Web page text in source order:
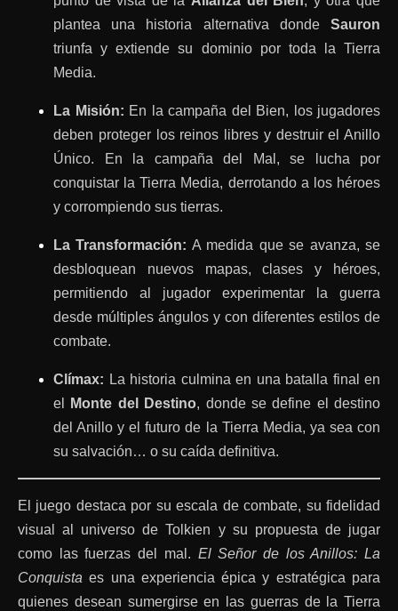
plantea una historia alternativa donde Sauron
triunfa y extiende su dominio por toda la Tierra
Media.
La Misión: En la campaña del Bien, los jugadores
deben proteger los reinos libres y destruir el Anillo
Único. En la campaña del Mal, se lucha por
conquistar la Tierra Media, derrotando a los héroes
y corrompiendo sus tierras.
La Transformación: A medida que se avanza, se
desbloquean nuevos mapas, clases y héroes,
permitiendo al jugador experimentar la guerra
desde múltiples ángulos y con diferentes estilos de
combate.
Clímax: La historia culmina en una batalla final en
el
Monte del Destino, donde se define el destino
del Anillo y el futuro de la Tierra Media, ya sea con
su salvación… o su caída definitiva.
El juego destaca por su escala de combate, su fidelidad
visual al universo de Tolkien y su propuesta de jugar
como las fuerzas del mal. El Señor de los Anillos: La
Conquista es una experiencia épica y estratégica para
quienes desean sumergirse en las guerras de la Tierra